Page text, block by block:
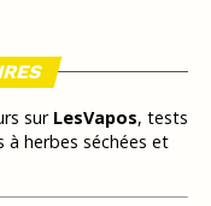
sur LesVapos, tests
à herbes séchées et